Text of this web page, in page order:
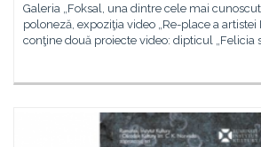
Galeria „Foksal, una dintre cele mai
poloneză, expoziţia video „Re-place a artistei
conţine două proiecte video: dipticul „Felicia